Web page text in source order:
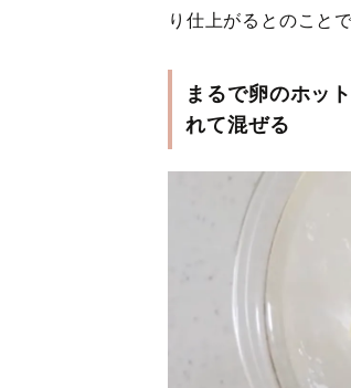
り仕上がるとのこと
まるで卵のホッ
れて混ぜる